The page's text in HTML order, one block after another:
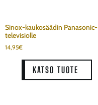
Sinox-kaukosäädin Panasonic-
televisiolle
14,95€
KATSO TUOTE